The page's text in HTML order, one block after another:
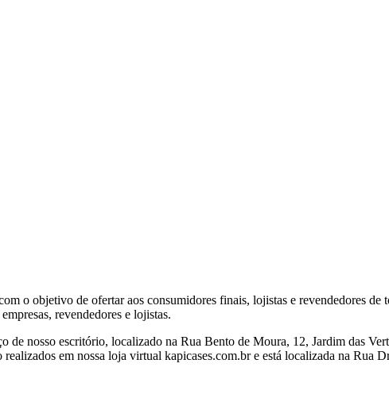
o objetivo de ofertar aos consumidores finais, lojistas e revendedores de
revendedores e lojistas.
de nosso escritório, localizado na Rua Bento de Moura, 12, Jardim das
realizados em nossa loja virtual kapicases.com.br e está localizada na